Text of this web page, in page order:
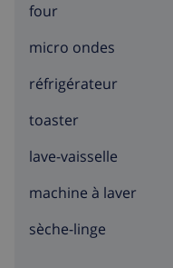
four
micro ondes
réfrigérateur
toaster
lave-vaisselle
machine à laver
sèche-linge